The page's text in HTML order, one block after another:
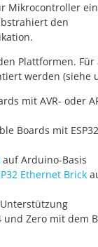
Mikrocontroller
den
Plattformen. Für
werden (siehe
mit AVR- oder
Boards mit
auf Arduino-Basis
Ethernet Brick
Zero mit dem